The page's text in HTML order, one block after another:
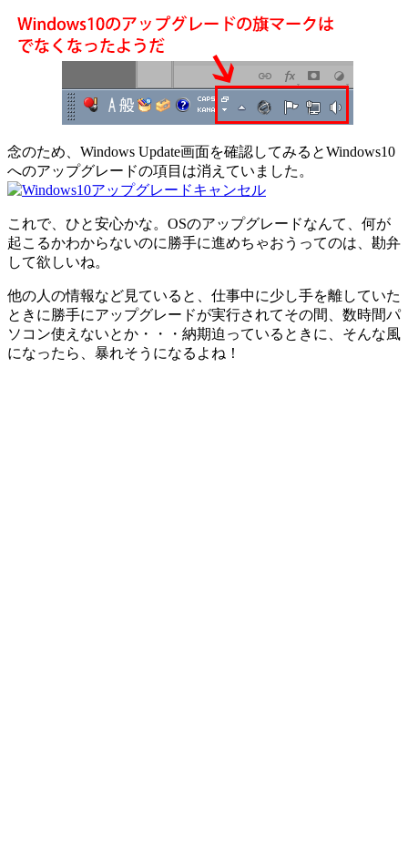
念のため、Windows Update画面を確認してみるとWindows10
へのアップグレードの項目は消えていました。
これで、ひと安心かな。OSのアップグレードなんて、何が
起こるかわからないのに勝手に進めちゃおうってのは、勘弁
して欲しいね。
他の人の情報など見ていると、仕事中に少し手を離していた
ときに勝手にアップグレードが実行されてその間、数時間パ
ソコン使えないとか・・・納期迫っているときに、そんな風
になったら、暴れそうになるよね！